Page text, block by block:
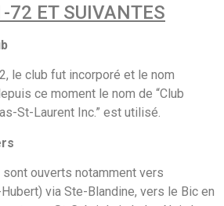
72 ET SUIVANTES
le club fut incorporé et le nom
ce moment le nom de “Club
St-Laurent Inc.” est utilisé.
ouverts notamment vers
via Ste-Blandine, vers le Bic en